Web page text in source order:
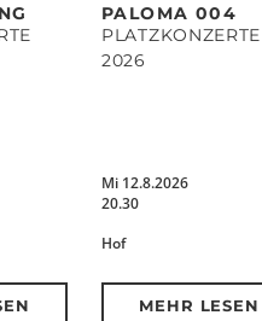
PALOMA 004
PLATZKONZERTE
2026
Mi 12.8.2026
20.30
Hof
MEHR LESEN